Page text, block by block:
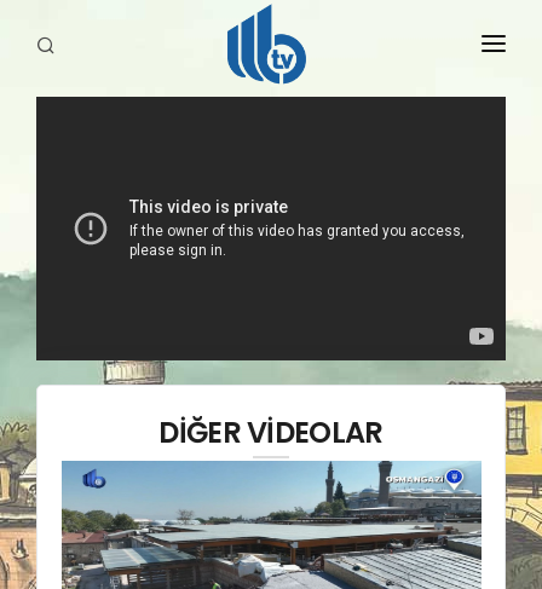
YAYINLARIMIZ
DİĞER VİDEOLAR